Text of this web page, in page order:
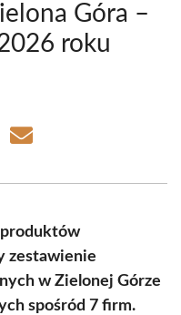
Góra –
roku
Share
produktów
zestawienie
w Zielonej Górze
spośród 7 firm.